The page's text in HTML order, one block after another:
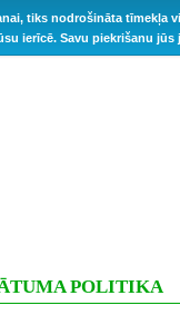
tiks nodrošināta tīmekļa
ierīcē. Savu piekrišanu
POLITIKA